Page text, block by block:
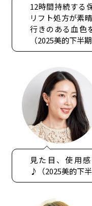
12時間持続する
リフト処方が素
行きのある血色
（2025美的下半期
見た目、使用
♪（2025美的下半